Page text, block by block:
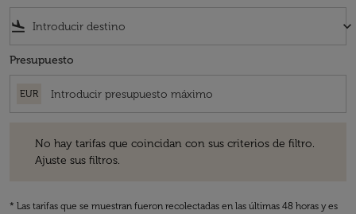
flight_land keyboard_arrow_down
Presupuesto
EUR
No hay tarifas que coincidan con sus criterios de filtro.
Ajuste sus filtros.
* Las tarifas que se muestran fueron recolectadas en las últimas 48 horas y es